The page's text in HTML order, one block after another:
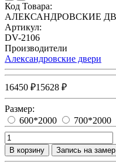
Код Товара:
АЛЕКСАНДРОВСКИЕ
Артикул:
DV-2106
Производители
Александровские двери
16450 ₽15628 ₽
Размер:
600*2000
700*2000
В корзину Запись на замер